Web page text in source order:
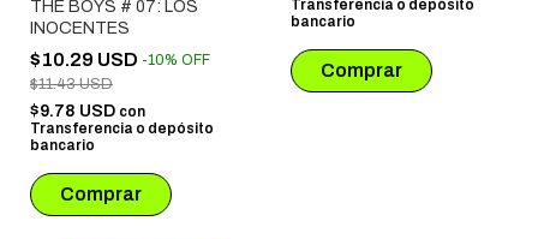
THE BOYS # 07: LOS
INOCENTES
$10.29 USD -10% OFF
$11.43 USD
$9.78 USD con
Transferencia o depósito
bancario
Transferencia o depósito
bancario